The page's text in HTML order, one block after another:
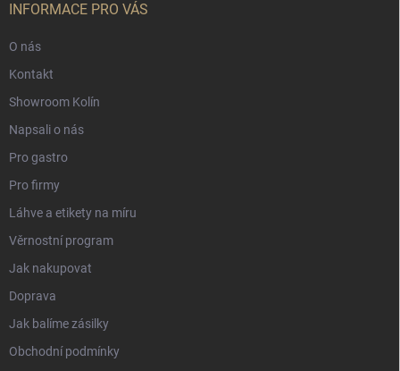
INFORMACE PRO VÁS
O nás
Kontakt
Showroom Kolín
Napsali o nás
Pro gastro
Pro firmy
Láhve a etikety na míru
Věrnostní program
Jak nakupovat
Doprava
Jak balíme zásilky
Obchodní podmínky